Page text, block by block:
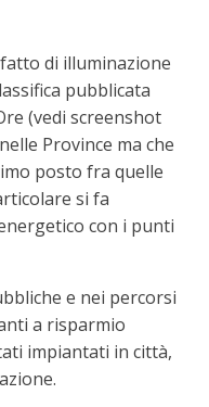
di illuminazione
pubblicata
(vedi screenshot
Province ma che
posto fra quelle
si fa
con i punti
e nei percorsi
a risparmio
impiantati in città,